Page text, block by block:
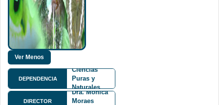
DEPENDENCIA
Ciencias
Puras y
Naturales
FCPN
DIRECTOR
Dra. Monica
Moraes